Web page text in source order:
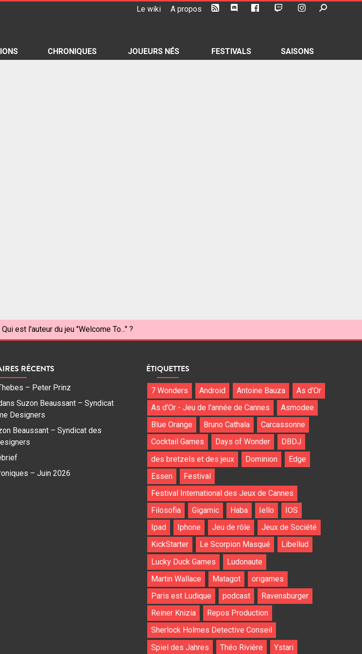
Le wiki A propos
CHRONIQUES JOUEURS NÉS FESTIVALS SAISONS
Qui est l'auteur du jeu "Welcome To..." ?
RÉCENTS
– Peter Prinz
Suzon Beaussant – Syndicat
Designers
Beaussant – Syndicat des
– Juin 2026
ÉTIQUETTES
7 Wonders Android Antoine Bauza
As d'Or
As d'Or - Jeu de l'année de Cannes
Asmodee
Blue Orange
Bruno Cathala
Carcassonne
Cocktail Games
Days of Wonder
DBDJ
des bretzels et des jeux
Dominion
Edge
Essen
Festival
Festival International des Jeux de Cannes
Filosofia
Gigamic Haba Iello
IOS
Ipad
Iphone Jeu de rôle
Jeux de Société
KickStarter
Le Scorpion Masqué
Libellud
Lucky Duck Games
Ludonaute
Martin Wallace
Matagot
origames
Paris est Ludique
podcast
Ravensburger
Reiner Knizia
Repos Production
Sherlock Holmes Detective Conseil
Spiel des Jahres
Théo Rivière Ystari